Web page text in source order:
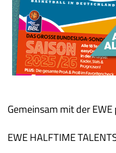
Gemeinsam mit der
EWE HALFTIME